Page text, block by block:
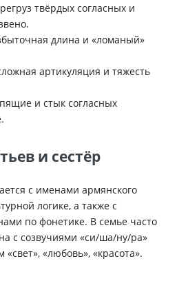
твёрдых согласных и
длина и «ломаный»
артикуляция и тяжесть
и стык согласных
и сестёр
с именами армянского
логике, а также с
по фонетике. В семье часто
с созвучиями «си/ша/ну/ра»
«любовь», «красота».